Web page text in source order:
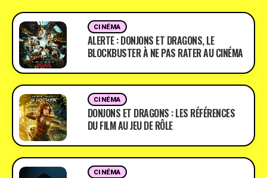
CINÉMA
ALERTE : DONJONS ET DRAGONS, LE
BLOCKBUSTER À NE PAS RATER AU CINÉMA
CINÉMA
DONJONS ET DRAGONS : LES RÉFÉRENCES
DU FILM AU JEU DE RÔLE
CINÉMA